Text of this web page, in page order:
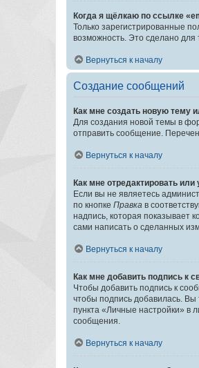
Когда я щёлкаю по ссылке
Только зарегистрированные
возможность. Это сделано для
Вернуться к началу
Создание сообщений
Как мне создать новую тему
Для создания новой темы в
отправить сообщение.
Вернуться к началу
Как мне отредактировать
Если вы не являетесь
по кнопке Правка в
надпись, которая показывает
сами написать о сделанных
Вернуться к началу
Как мне добавить подпись к
Чтобы добавить подпись к
чтобы подпись добавилась.
пункта «Личные настройки» в
сообщения.
Вернуться к началу